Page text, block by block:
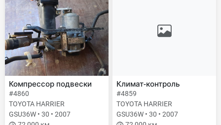
Компрессор подвески
#4860
TOYOTA HARRIER
GSU36W • 30 • 2007
Климат-контроль
#4859
TOYOTA HARRIER
GSU36W • 30 • 2007